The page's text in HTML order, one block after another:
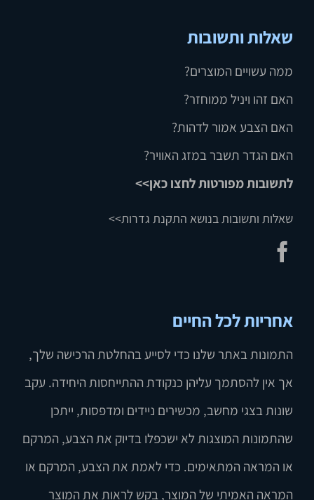
שאלות ותשובות
ממה עשויים המוצרים?
האם זהו ויניל ממוחזר?
האם הצבע אמור לדהות?
האם הגדר תשבר במזג האוויר?
לתשובות מפורטות לחצו כאן>>
שאלות ותשובות בנושא התקנת גדרות>>
אחריות לכל החיים
התמונות באתר שלנו כדי לסייע בהחלטת הרכישה שלך,
אך אין להסתמך עליהן כנקודת ההתייחסות היחידה. עקב
שונות בצגי מחשב, מכשירים ניידים ומדפסות, ייתכן
שהתמונות המוצגות לא ישכפלו בדיוק את הצבע, המרקם
או המראה המתאימים. כדי לאמת את הצבע, המרקם או
המראה האמיתי של המוצר, בקש לראות את המוצר